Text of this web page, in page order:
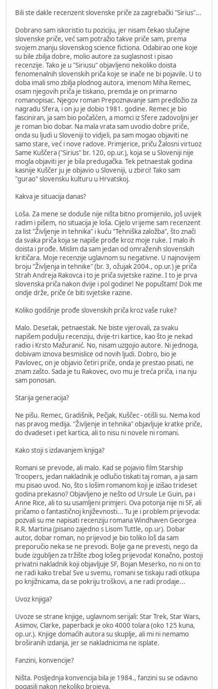
Bili ste dakle recenzent slovenske priče za zagrebački "Sirius"...
Dobrano sam iskoristio tu poziciju, jer nisam čekao slučajne
slovenske priče, već sam potražio takve priče sam, prema
svojem znanju slovenskog science fictiona. Odabirao one koje
su bile zbilja dobre, molio autore za suglasnost i pisao
recenzije. Tako je u "Siriusu" objavljeno nekoliko doista
fenomenalnih slovenskih priča koje se inače ne bi pojavile. U to
doba imali smo zbilja plodnog autora, imenom Miha Remec,
osam njegovih priča je tiskano, premda je on primarno
romanopisac. Njegov roman Prepoznavanje sam predložio za
nagradu Sfera, i on ju je dobio 1981. godine. Remec je bio
fasciniran, ja sam bio počašćen, a momci iz Sfere zadovoljni jer
je roman bio dobar. Na mala vrata sam uvodio dobre priče,
onda su ljudi u Sloveniji to vidjeli, pa sam mogao objaviti ne
samo stare, već i nove radove. Primjerice, priču Žalosni virtuoz
Same Kuščera ("Sirius" br. 120, op.ur.), koja se u Sloveniji nije
mogla objaviti jer je bila predugačka. Tek petnaestak godina
kasnije Kuščer ju je objavio u Sloveniji, u zbirci! Tako sam
"gurao" slovensku kulturu u Hrvatskoj.
Kakva je situacija danas?
Loša. Za mene se doduše nije ništa bitno promijenilo, još uvijek
radim i pišem, no situacija je loša. Cijelo vrijeme sam recenzent
za list "Življenje in tehnika" i kuću "Tehniška založba", što znači
da svaka priča koja se napiše prođe kroz moje ruke. I malo ih
doista i prođe. Mislim da sam jedan od omraženih slovenskih
kritičara. Moje recenzije uglavnom su negativne. U najnovijem
broju "Življenja in tehnike" (br. 3, ožujak 2004., op.ur.) je priča
Strah Andreja Rakovca i to je priča svjetske razine. I to je prva
slovenska priča nakon dvije i pol godine! Ne popuštam! Dok me
ondje drže, priče će biti svjetske razine.
Koliko godišnje prođe slovenskih priča kroz vaše ruke?
Malo. Desetak, petnaestak. Ne biste vjerovali, za svaku
napišem podulju recenziju, dvije-tri kartice, kao što je nekad
radio i Krsto Mažuranić. No, nisam uzgojio autore. Ni jednoga,
dobivam iznova besmislice od novih ljudi. Dobro, bio je
Pavlovec, on je objavio četiri priče, onda je prestao pisati, ne
znam zašto. Sada je tu Rakovec, ovo mu je treća priča, i na nju
sam ponosan.
Starija generacija?
Ne pišu. Remec, Gradišnik, Pečjak, Kuščec - otišli su. Nema kod
nas pravog medija. "Življenje in tehnika" objavljuje kratke priče,
do dvadeset i pet kartica, ali to nisu ni novele ni romani.
Kako stoji s izdavanjem knjiga?
Romani se prevode, ali malo. Kad se pojavio film Starship
Troopers, jedan nakladnik je odlučio tiskati taj roman, a ja sam
mu pisao uvod. No, što s lošim romanom koji je izišao trideset
godina prekasno? Objavljeno je nešto od Ursule Le Guin, pa i
Anne Rice, ali to su usamljeni primjeri. Ova potonja nije ni SF, ali
pričamo o fantastičnoj književnosti... Tu je i problem prijevoda:
pozvali su me napisati recenziju romana Windhaven Georgea
R.R. Martina (pisano zajedno s Lisom Tuttle, op.ur). Dobar
autor, dobar roman, no prijevod je bio toliko loš da sam
preporučio neka se ne prevodi. Bolje ga ne prevesti, nego da
bude izgubljen za tržište zbog lošeg prijevoda! Konačno, postoji
privatni nakladnik koji objavljuje SF, Bojan Meserko, no ni on to
ne radi kako treba! Sve u svemu, romani se tiskaju radi otkupa
po knjižnicama, da se pokriju troškovi, a ne radi prodaje...
Uvoz knjiga?
Uvoze se strane knjige, uglavnom serijali: Star Trek, Star Wars,
Asimov, Clarke, paperback je oko 4000 tolara (oko 125 kuna,
op.ur.). Knjige domaćih autora su skuplje, ali mi ni nemamo
broširanih izdanja, jer se nakladnicima ne isplate.
Fanzini, konvencije?
Ništa. Posljednja konvencija bila je 1984., fanzini su se odavno
pogasili nakon nekoliko brojeva.